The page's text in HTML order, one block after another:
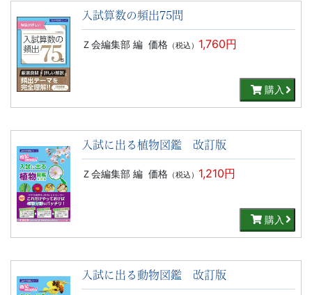
入試算数の頻出75問
Ｚ会編集部 編 価格（税込） 1,760円
購入
入試に出る植物図鑑 改訂版
Ｚ会編集部 編 価格（税込） 1,210円
購入
入試に出る動物図鑑 改訂版